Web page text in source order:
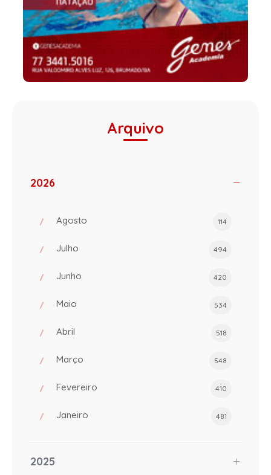
Arquivo
2026
Agosto 114
Julho 494
Junho 420
Maio 534
Abril 518
Março 548
Fevereiro 410
Janeiro 481
2025